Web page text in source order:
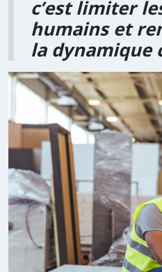
c’est limiter
humains et
la dynamique